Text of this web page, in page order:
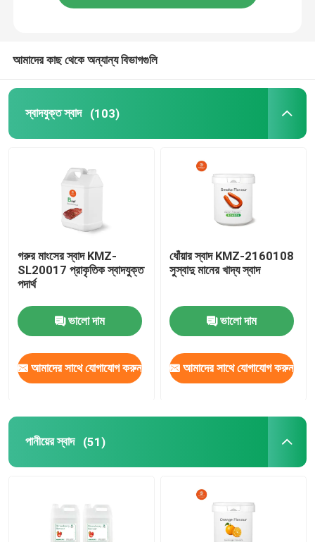
আমাদের কাছ থেকে অন্যান্য বিভাগগুলি
স্বাদযুক্ত স্বাদ (103)
গরুর মাংসের স্বাদ KMZ-
SL20017 প্রাকৃতিক স্বাদযুক্ত
পদার্থ
ভালো দাম
আমাদের সাথে যোগাযোগ করুন
ধোঁয়ার স্বাদ KMZ-2160108
সুস্বাদু মানের খাদ্য স্বাদ
ভালো দাম
আমাদের সাথে যোগাযোগ করুন
পানীয়ের স্বাদ (51)